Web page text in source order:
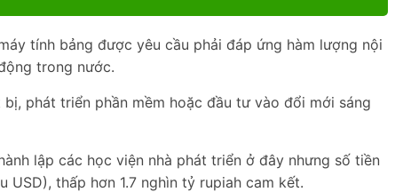
tính bảng được yêu cầu phải đáp ứng hàm lượng nội
trong nước.
phát triển phần mềm hoặc đầu tư vào đổi mới sáng
lập các học viện nhà phát triển ở đây nhưng số tiền
thấp hơn 1.7 nghìn tỷ rupiah cam kết.